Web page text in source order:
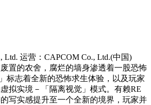
Ltd. 运营：CAPCOM Co., Ltd.(中国)
置的农舍，腐烂的墙身渗透着一股恐怖
标志着全新的恐怖求生体验，以及玩家
拟实境－「隔离视觉」模式。有赖RE
写实感提升至一个全新的境界，玩家并